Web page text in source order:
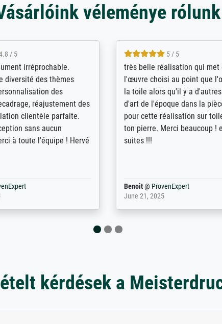
véleménye rólunk
/ 5
sehr über die Qualität
Drucke haben all´meine
Desgleichen
Bestellung. Grosses
4 / 5
De levering door Bpost was
desastreus. De gemelde
sloeg nergens op. Er werd
aangebeld en niet geleverd
voorziene dag. Er werd ook
duidelijke informatie
er dan met het pakket ging
Anonym@ProvenExpert
December 12, 2025
kérdések a